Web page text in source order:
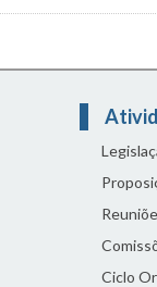
Ciclo